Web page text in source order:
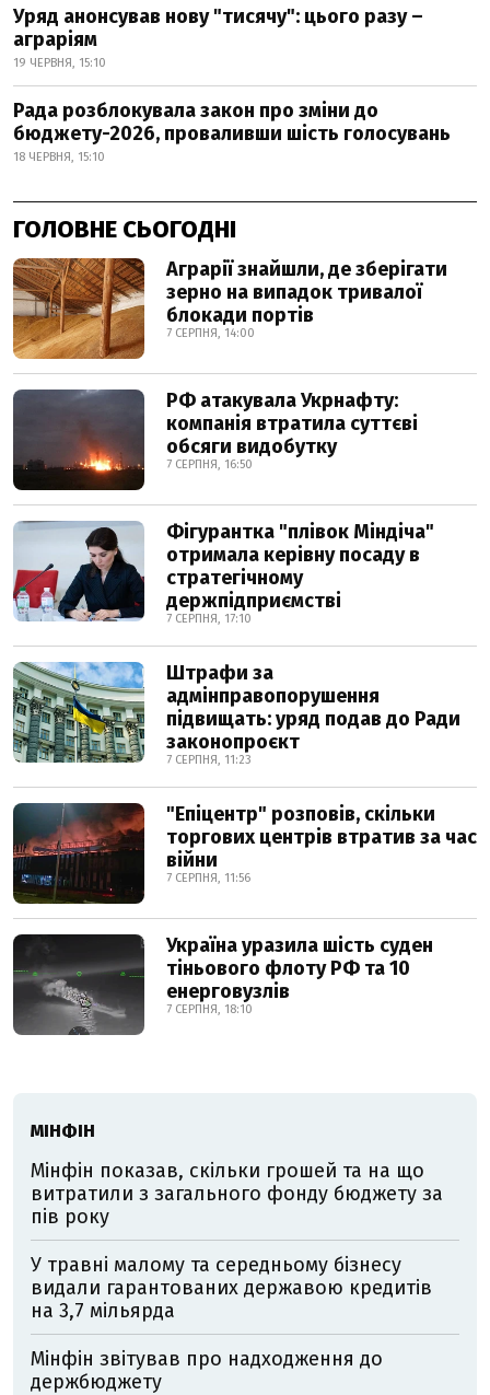
Уряд анонсував нову "тисячу": цього разу –
аграріям
19 ЧЕРВНЯ, 15:10
Рада розблокувала закон про зміни до
бюджету-2026, проваливши шість голосувань
18 ЧЕРВНЯ, 15:10
ГОЛОВНЕ СЬОГОДНІ
Аграрії знайшли, де зберігати
зерно на випадок тривалої
блокади портів
7 СЕРПНЯ, 14:00
РФ атакувала Укрнафту:
компанія втратила суттєві
обсяги видобутку
7 СЕРПНЯ, 16:50
Фігурантка "плівок Міндіча"
отримала керівну посаду в
стратегічному
держпідприємстві
7 СЕРПНЯ, 17:10
Штрафи за
адмінправопорушення
підвищать: уряд подав до Ради
законопроєкт
7 СЕРПНЯ, 11:23
"Епіцентр" розповів, скільки
торгових центрів втратив за час
війни
7 СЕРПНЯ, 11:56
Україна уразила шість суден
тіньового флоту РФ та 10
енерговузлів
7 СЕРПНЯ, 18:10
МІНФІН
Мінфін показав, скільки грошей та на що
витратили з загального фонду бюджету за
пів року
У травні малому та середньому бізнесу
видали гарантованих державою кредитів
на 3,7 мільярда
Мінфін звітував про надходження до
держбюджету